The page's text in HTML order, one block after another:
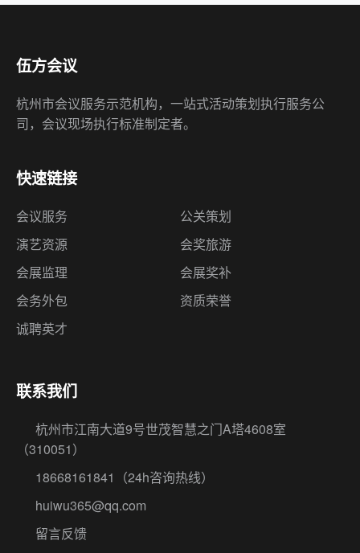
伍方会议
杭州市会议服务示范机构，一站式活动策划执行服务公
司，会议现场执行标准制定者。
快速链接
会议服务
公关策划
演艺资源
会奖旅游
会展监理
会展奖补
会务外包
资质荣誉
诚聘英才
联系我们
杭州市江南大道9号世茂智慧之门A塔4608室
（310051）
18668161841
（24h咨询热线）
huiwu365@qq.com
留言反馈